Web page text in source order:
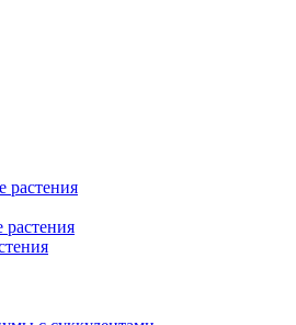
растения